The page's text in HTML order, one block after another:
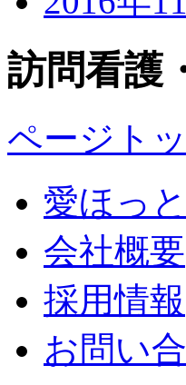
訪問看護
ページト
愛ほっ
会社概要
採用情報
お問い